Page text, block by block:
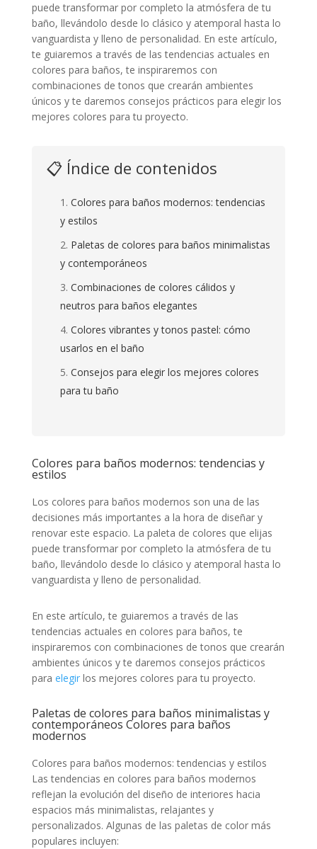
puede transformar por completo la atmósfera de tu
baño, llevándolo desde lo clásico y atemporal hasta lo
vanguardista y lleno de personalidad. En este artículo,
te guiaremos a través de las tendencias actuales en
colores para baños, te inspiraremos con
combinaciones de tonos que crearán ambientes
únicos y te daremos consejos prácticos para elegir los
mejores colores para tu proyecto.
📋 Índice de contenidos
Colores para baños modernos: tendencias
y estilos
Paletas de colores para baños minimalistas
y contemporáneos
Combinaciones de colores cálidos y
neutros para baños elegantes
Colores vibrantes y tonos pastel: cómo
usarlos en el baño
Consejos para elegir los mejores colores
para tu baño
Colores para baños modernos: tendencias y
estilos
Los colores para baños modernos son una de las
decisiones más importantes a la hora de diseñar y
renovar este espacio. La paleta de colores que elijas
puede transformar por completo la atmósfera de tu
baño, llevándolo desde lo clásico y atemporal hasta lo
vanguardista y lleno de personalidad.
En este artículo, te guiaremos a través de las
tendencias actuales en colores para baños, te
inspiraremos con combinaciones de tonos que crearán
ambientes únicos y te daremos consejos prácticos
para elegirlos mejores colores para tu proyecto.
Paletas de colores para baños minimalistas y
contemporáneos Colores para baños
modernos
Colores para baños modernos: tendencias y estilos
Las tendencias en colores para baños modernos
reflejan la evolución del diseño de interiores hacia
espacios más minimalistas, relajantes y
personalizados. Algunas de las paletas de color más
populares incluyen: